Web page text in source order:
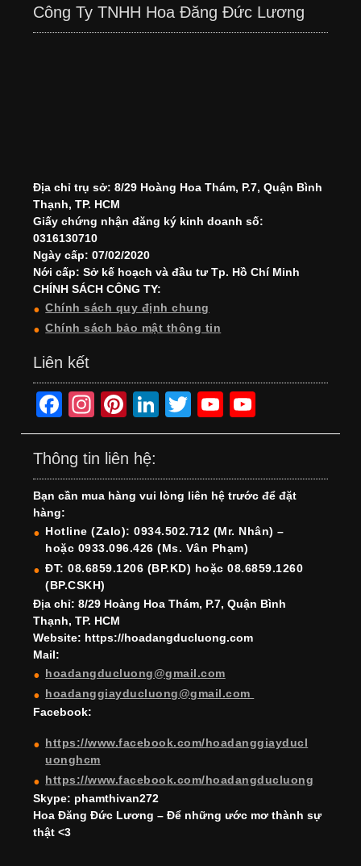
Công Ty TNHH Hoa Đăng Đức Lương
Địa chỉ trụ sở: 8/29 Hoàng Hoa Thám, P.7, Quận Bình
Thạnh, TP. HCM
Giấy chứng nhận đăng ký kinh doanh số:
0316130710
Ngày cấp: 07/02/2020
Nới cấp: Sở kế hoạch và đầu tư Tp. Hồ Chí Minh
CHÍNH SÁCH CÔNG TY:
Chính sách quy định chung
Chính sách bảo mật thông tin
Liên kết
F
a
c
e
b
o
o
k
In
st
a
gr
a
m
Pi
nt
er
e
st
Li
n
e
dI
n
T
wi
er
Y
o
T
u
b
e
o
T
u
b
e
h
Thông tin liên hệ:
Bạn cần mua hàng vui lòng liên hệ trước để đặt
hàng:
Hotline (Zalo): 0934.502.712 (Mr. Nhân) –
hoặc 0933.096.426 (Ms. Vân Phạm)
ĐT: 08.6859.1206 (BP.KD) hoặc 08.6859.1260
(BP.CSKH)
Địa chỉ: 8/29 Hoàng Hoa Thám, P.7, Quận Bình
Thạnh, TP. HCM
Website: https://hoadangducluong.com
Mail:
hoadangducluong@gmail.com
hoadanggiayducluong@gmail.com
Facebook:
https://www.facebook.com/hoadanggiayducl
uonghcm
https://www.facebook.com/hoadangducluong
Skype: phamthivan272
Hoa Đăng Đức Lương – Để những ước mơ thành sự
thật <3